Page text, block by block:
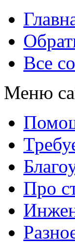
Все
Меню
Про